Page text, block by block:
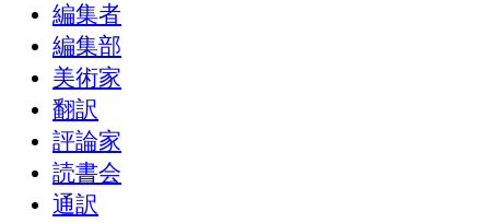
編集者
編集部
美術家
翻訳
評論家
読書会
通訳